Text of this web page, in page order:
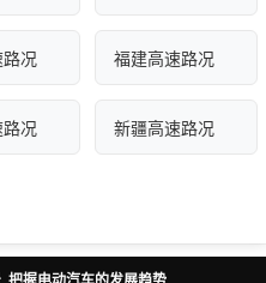
况 福建高速路况
况 新疆高速路况